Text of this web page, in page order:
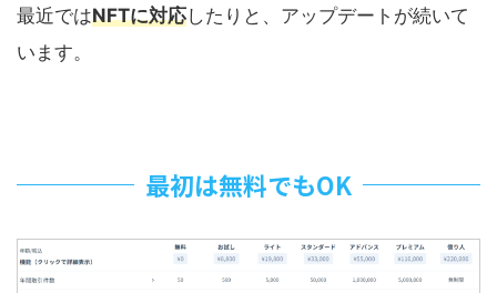
最近ではNFTに対応したりと、アップデートが続いて
います。
最初は無料でもOK